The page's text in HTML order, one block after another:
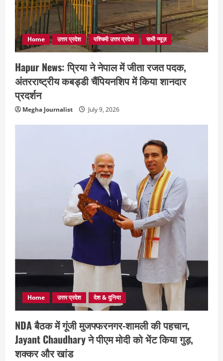
Home उत्तर प्रदेश पश्चिमी उत्तर प्रदेश सभी न्यूज़
Hapur News: प्रिया ने नेपाल में जीता रजत पदक,
अंतरराष्ट्रीय कबड्डी चैंपियनशिप में किया शानदार
प्रदर्शन
Megha Journalist July 9, 2026
Home उत्तर प्रदेश देश & दुनिया
NDA बैठक में गूंजी मुजफ्फरनगर-शामली की पहचान,
Jayant Chaudhary ने पीएम मोदी को भेंट किया गुड़,
शक्कर और खांड